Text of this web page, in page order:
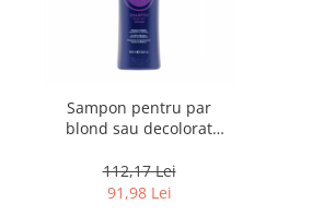
Sampon pentru par
blond sau decolorat
Yellow, 1000 ml
112,17 Lei
91,98 Lei